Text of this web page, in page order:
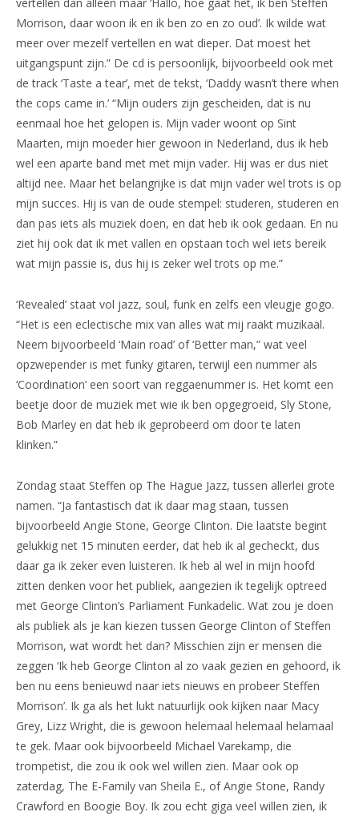
Morrison, daar woon ik en ik ben zo en zo oud’. Ik wilde wat
meer over mezelf vertellen en wat dieper. Dat moest het
uitgangspunt zijn.” De cd is persoonlijk, bijvoorbeeld ook met
de track ‘Taste a tear’, met de tekst, ‘Daddy wasn’t there when
the cops came in.’ “Mijn ouders zijn gescheiden, dat is nu
eenmaal hoe het gelopen is. Mijn vader woont op Sint
Maarten, mijn moeder hier gewoon in Nederland, dus ik heb
wel een aparte band met met mijn vader. Hij was er dus niet
altijd nee. Maar het belangrijke is dat mijn vader wel trots is op
mijn succes. Hij is van de oude stempel: studeren, studeren en
dan pas iets als muziek doen, en dat heb ik ook gedaan. En nu
ziet hij ook dat ik met vallen en opstaan toch wel iets bereik
wat mijn passie is, dus hij is zeker wel trots op me.”
‘Revealed’ staat vol jazz, soul, funk en zelfs een vleugje gogo.
“Het is een eclectische mix van alles wat mij raakt muzikaal.
Neem bijvoorbeeld ‘Main road’ of ‘Better man,” wat veel
opzwepender is met funky gitaren, terwijl een nummer als
‘Coordination’ een soort van reggaenummer is. Het komt een
beetje door de muziek met wie ik ben opgegroeid, Sly Stone,
Bob Marley en dat heb ik geprobeerd om door te laten
klinken.”
Zondag staat Steffen op The Hague Jazz, tussen allerlei grote
namen. “Ja fantastisch dat ik daar mag staan, tussen
bijvoorbeeld Angie Stone, George Clinton. Die laatste begint
gelukkig net 15 minuten eerder, dat heb ik al gecheckt, dus
daar ga ik zeker even luisteren. Ik heb al wel in mijn hoofd
zitten denken voor het publiek, aangezien ik tegelijk optreed
met George Clinton’s Parliament Funkadelic. Wat zou je doen
als publiek als je kan kiezen tussen George Clinton of Steffen
Morrison, wat wordt het dan? Misschien zijn er mensen die
zeggen ‘Ik heb George Clinton al zo vaak gezien en gehoord, ik
ben nu eens benieuwd naar iets nieuws en probeer Steffen
Morrison’. Ik ga als het lukt natuurlijk ook kijken naar Macy
Grey, Lizz Wright, die is gewoon helemaal helemaal helamaal
te gek. Maar ook bijvoorbeeld Michael Varekamp, die
trompetist, die zou ik ook wel willen zien. Maar ook op
zaterdag, The E-Family van Sheila E., of Angie Stone, Randy
Crawford en Boogie Boy. Ik zou echt giga veel willen zien, ik